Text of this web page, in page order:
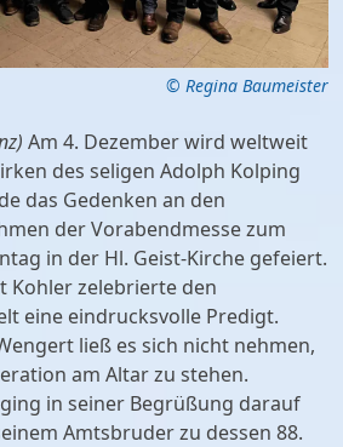
© Regina Baumeister
Am 4. Dezember wird weltweit
des seligen Adolph Kolping
das Gedenken an den
der Vorabendmesse zum
in der Hl. Geist-Kirche gefeiert.
zelebrierte den
eine eindrucksvolle Predigt.
ließ es sich nicht nehmen,
am Altar zu stehen.
in seiner Begrüßung darauf
Amtsbruder zu dessen 88.